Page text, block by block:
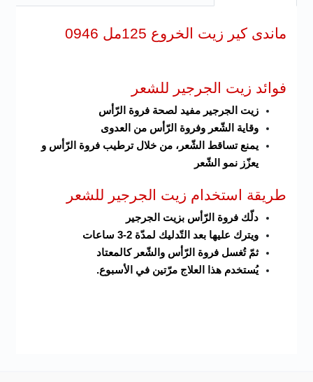
ماندى كير زيت الخروع 125مل 0946
فوائد زيت الجرجير للشعر
زيت الجرجير مفيد لصحة فروة الرّأس
وقاية الشّعر وفروة الرّأس من العدوى
يمنع تساقط الشّعر، من خلال ترطيب فروة الرّأس و
يعزّز نمو الشّعر
طريقة استخدام زيت الجرجير للشعر
دلّك فروة الرّأس بزيت الجرجير
ويترك عليها بعد التّدليك لمدّة 2-3 ساعات
ثمّ تُغسل فروة الرّأس والشّعر كالمعتاد
يُستخدم هذا العلاج مرّتين في الأسبوع.